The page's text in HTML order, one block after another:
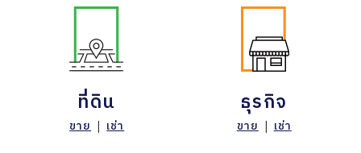
ที่ดิน
ขาย | เช่า
ธุรกิจ
ขาย | เช่า